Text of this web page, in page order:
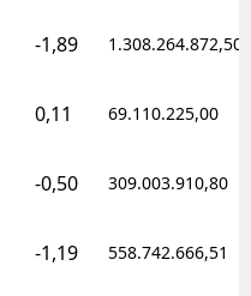
-1,89 1.308.264.872,50
0,11 69.110.225,00
-0,50 309.003.910,80
-1,19 558.742.666,51